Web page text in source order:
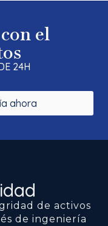
el
24H
ahora
de activos
de ingeniería